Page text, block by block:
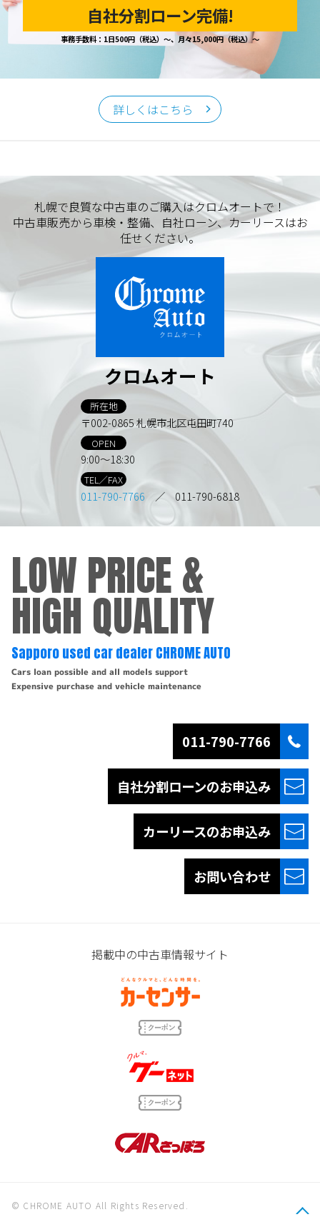
自社分割ローン完備!
事務手数料：1日500円（税込）～、月々15,000円（税込）～
詳しくはこちら
札幌で良質な中古車のご購入はクロムオートで！
中古車販売から車検・整備、自社ローン、カーリースはお
任せください。
クロムオート
所在地
〒002-0865 札幌市北区屯田町740
OPEN
9:00～18:30
TEL／FAX
011-790-7766 ／ 011-790-6818
LOW PRICE &
HIGH QUALITY
Sapporo used car dealer CHROME AUTO
Cars loan possible and all models support
Expensive purchase and vehicle maintenance
011-790-7766
自社分割ローンのお申込み
カーリースのお申込み
お問い合わせ
掲載中の中古車情報サイト
© CHROME AUTO All Rights Reserved.